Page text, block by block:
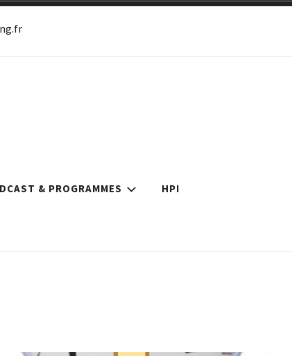
& PROGRAMMES
HPI